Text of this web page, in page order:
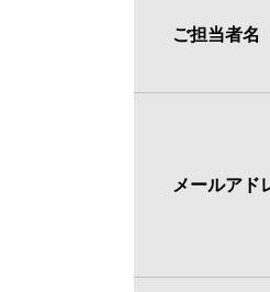
ご担当者名
メールアド